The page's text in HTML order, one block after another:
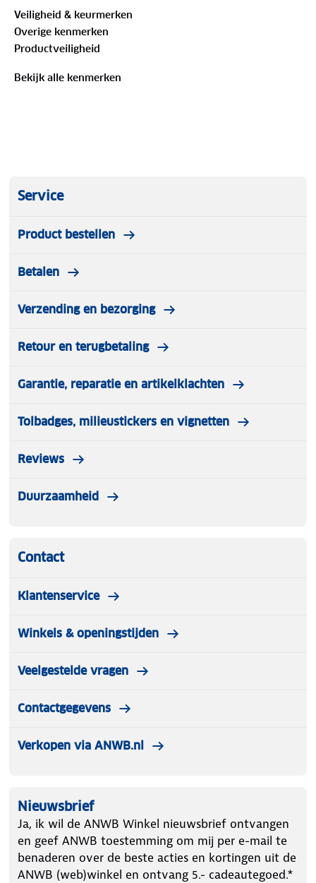
fietsen en kinderfietsen
Veiligheid & keurmerken
Overige kenmerken
Productveiligheid
Bekijk alle kenmerken
Service
Product bestellen
Betalen
Verzending en bezorging
Retour en terugbetaling
Garantie, reparatie en artikelklachten
Tolbadges, milieustickers en vignetten
Reviews
Duurzaamheid
Contact
Klantenservice
Winkels & openingstijden
Veelgestelde vragen
Contactgegevens
Verkopen via ANWB.nl
Nieuwsbrief
Ja, ik wil de ANWB Winkel nieuwsbrief ontvangen
en geef ANWB toestemming om mij per e-mail te
benaderen over de beste acties en kortingen uit de
ANWB (web)winkel en ontvang 5.- cadeautegoed.*